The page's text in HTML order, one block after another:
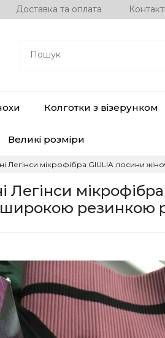
Доставка та оплата
Колготки з візерунком
Великі розміри
Легінси мікрофібра GIULIA лосини
Легінси
широкою резинкою